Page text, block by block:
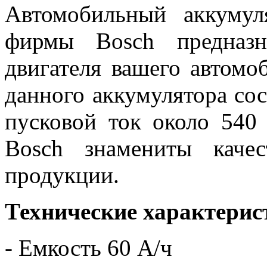
Автомобильный
фирмы Bosch
двигателя вашего
данного аккумулятора
пусковой ток около
Bosch знамениты
продукции.
Технические
- Емкость 60 А/ч